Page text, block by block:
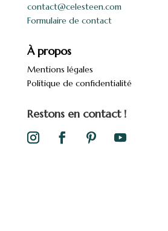
contact@celesteen.com
Formulaire de contact
À propos
Mentions légales
Politique de confidentialité
Restons en contact !